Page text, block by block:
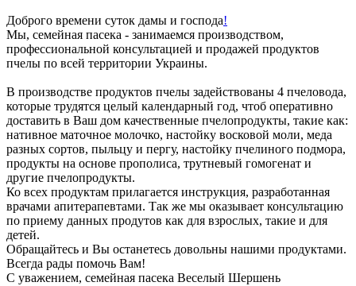
Доброго времени суток дамы и господа!
Мы, семейная пасека - занимаемся производством,
профессиональной консультацией и продажей продуктов
пчелы по всей территории Украины.
В производстве продуктов пчелы задействованы 4 пчеловода,
которые трудятся целый календарный год, чтоб оперативно
доставить в Ваш дом качественные пчелопродукты, такие как:
нативное маточное молочко, настойку восковой моли, меда
разных сортов, пыльцу и пергу, настойку пчелиного подмора,
продукты на основе прополиса, трутневый гомогенат и
другие пчелопродукты.
Ко всех продуктам прилагается инструкция, разработанная
врачами апитерапевтами. Так же мы оказывает консультацию
по приему данных продутов как для взрослых, такие и для
детей.
Обращайтесь и Вы останетесь довольны нашими продуктами.
Всегда рады помочь Вам!
С уважением, семейная пасека Веселый Шершень